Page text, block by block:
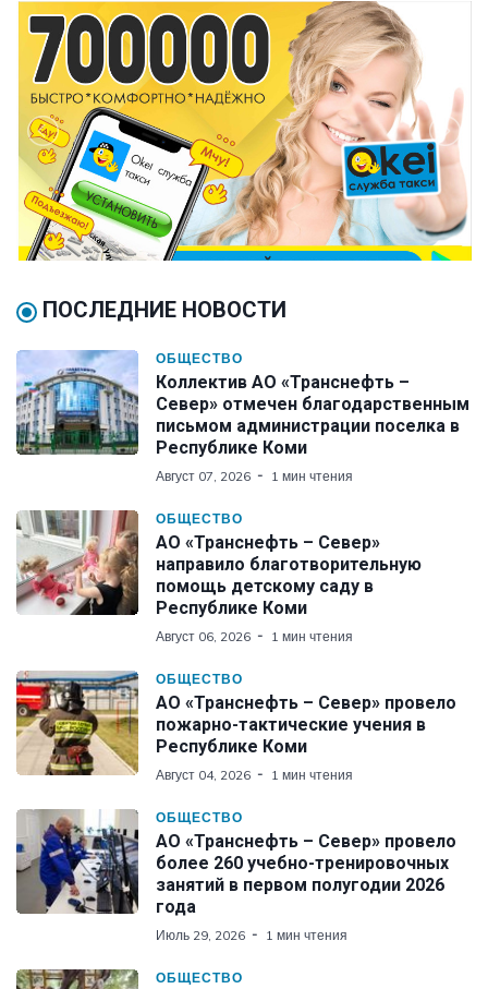
ПОСЛЕДНИЕ НОВОСТИ
ОБЩЕСТВО
Коллектив АО «Транснефть –
Север» отмечен благодарственным
письмом администрации поселка в
Республике Коми
Август 07, 2026 1 мин чтения
ОБЩЕСТВО
АО «Транснефть – Север»
направило благотворительную
помощь детскому саду в
Республике Коми
Август 06, 2026 1 мин чтения
ОБЩЕСТВО
АО «Транснефть – Север» провело
пожарно-тактические учения в
Республике Коми
Август 04, 2026 1 мин чтения
ОБЩЕСТВО
АО «Транснефть – Север» провело
более 260 учебно-тренировочных
занятий в первом полугодии 2026
года
Июль 29, 2026 1 мин чтения
ОБЩЕСТВО